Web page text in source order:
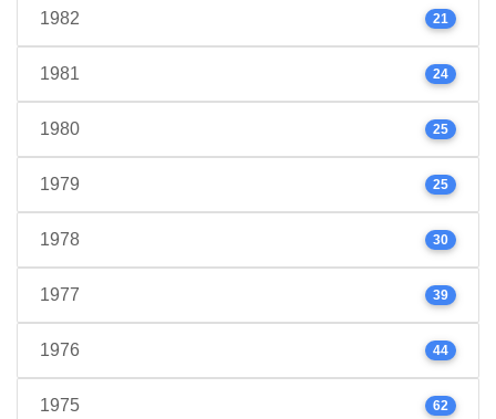
1982 21
1981 24
1980 25
1979 25
1978 30
1977 39
1976 44
1975 62